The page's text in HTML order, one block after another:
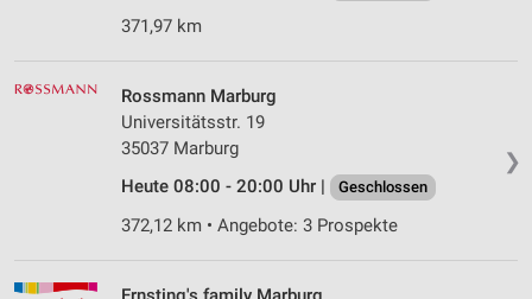
371,97 km
❯
Rossmann Marburg
Universitätsstr. 19
35037 Marburg
Heute 08:00 - 20:00 Uhr |
Geschlossen
372,12 km • Angebote: 3 Prospekte